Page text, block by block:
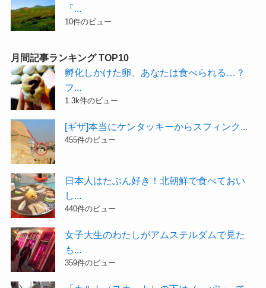
「...
10件のビュー
月間記事ランキング TOP10
孵化しかけた卵、あなたは食べられる…？
フ...
1.3k件のビュー
[ギザ]本当にケンタッキーからスフィンク...
455件のビュー
日本人はたぶん好き！北朝鮮で食べておい
し...
440件のビュー
女子大生のわたしがアムステルダムで見た
も...
359件のビュー